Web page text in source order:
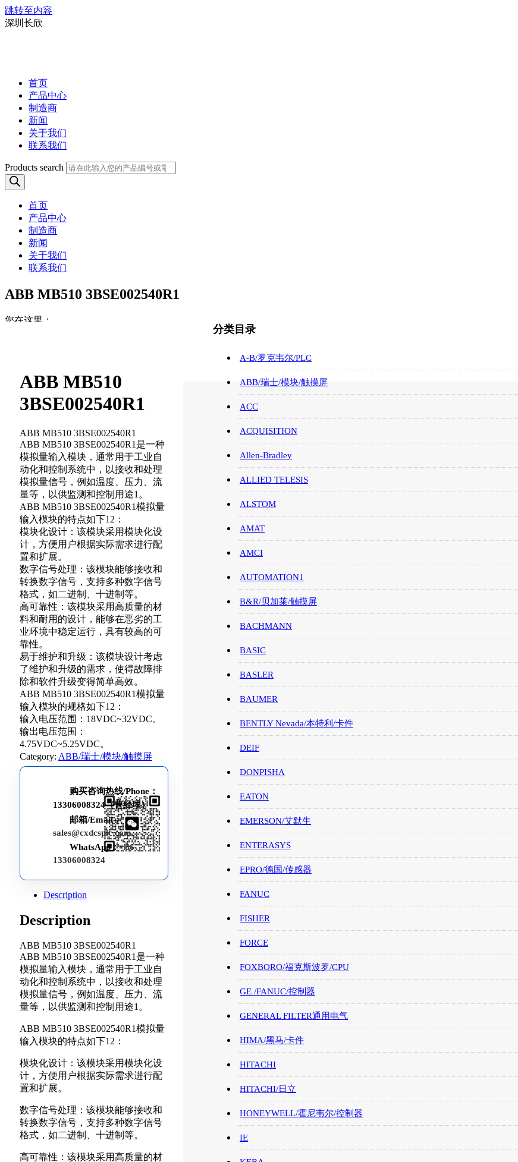
跳转至内容
深圳长欣
首页
产品中心
制造商
新闻
关于我们
联系我们
Products search
首页
产品中心
制造商
新闻
关于我们
联系我们
ABB MB510 3BSE002540R1
您在这里：
ABB MB510
3BSE002540R1
ABB MB510 3BSE002540R1
ABB MB510 3BSE002540R1是一种
模拟量输入模块，通常用于工业自
动化和控制系统中，以接收和处理
模拟量信号，例如温度、压力、流
量等，以供监测和控制用途1。
ABB MB510 3BSE002540R1模拟量
输入模块的特点如下12：
模块化设计：该模块采用模块化设
计，方便用户根据实际需求进行配
置和扩展。
数字信号处理：该模块能够接收和
转换数字信号，支持多种数字信号
格式，如二进制、十进制等。
高可靠性：该模块采用高质量的材
料和耐用的设计，能够在恶劣的工
业环境中稳定运行，具有较高的可
靠性。
易于维护和升级：该模块设计考虑
了维护和升级的需求，使得故障排
除和软件升级变得简单高效。
ABB MB510 3BSE002540R1模拟量
输入模块的规格如下12：
输入电压范围：18VDC~32VDC。
输出电压范围：
4.75VDC~5.25VDC。
Category: ABB/瑞士/模块/触摸屏
购买咨询热线/Phone：
13306008324（曹经理）
邮箱/Email：
sales@cxdcsplc.com
WhatsApp：+86-
13306008324
Description
Description
ABB MB510 3BSE002540R1
ABB MB510 3BSE002540R1是一种
模拟量输入模块，通常用于工业自
动化和控制系统中，以接收和处理
模拟量信号，例如温度、压力、流
量等，以供监测和控制用途1。
ABB MB510 3BSE002540R1模拟量
输入模块的特点如下12：
模块化设计：该模块采用模块化设
计，方便用户根据实际需求进行配
置和扩展。
数字信号处理：该模块能够接收和
转换数字信号，支持多种数字信号
格式，如二进制、十进制等。
高可靠性：该模块采用高质量的材
分类目录
A-B/罗克韦尔/PLC
ABB/瑞士/模块/触摸屏
ACC
ACQUISITION
Allen-Bradley
ALLIED TELESIS
ALSTOM
AMAT
AMCI
AUTOMATION1
B&R/贝加莱/触摸屏
BACHMANN
BASIC
BASLER
BAUMER
BENTLY Nevada/本特利/卡件
DEIF
DONPISHA
EATON
EMERSON/艾默生
ENTERASYS
EPRO/德国/传感器
FANUC
FISHER
FORCE
FOXBORO/福克斯波罗/CPU
GE /FANUC/控制器
GENERAL FILTER通用电气
HIMA/黑马/卡件
HITACHI
HITACHI/日立
HONEYWELL/霍尼韦尔/控制器
IE